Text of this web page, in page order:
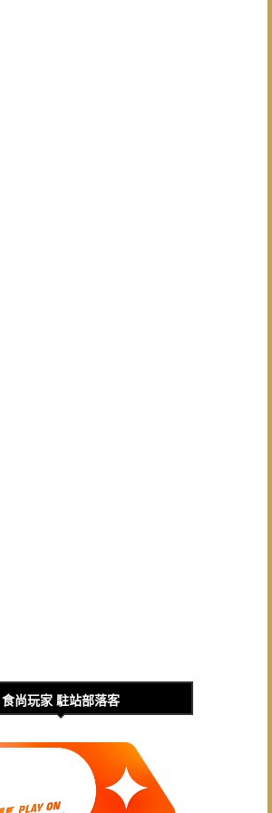
食尚玩家 駐站部落客